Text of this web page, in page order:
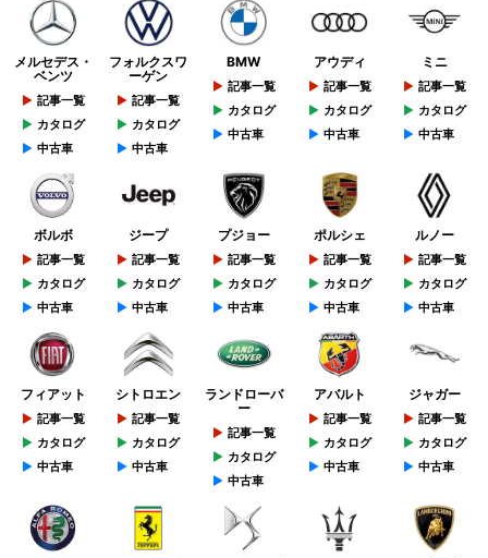
メルセデス・
ベンツ
記事一覧
カタログ
中古車
フォルクスワ
ーゲン
記事一覧
カタログ
中古車
BMW
記事一覧
カタログ
中古車
アウディ
記事一覧
カタログ
中古車
ミニ
記事一覧
カタログ
中古車
ボルボ
記事一覧
カタログ
中古車
ジープ
記事一覧
カタログ
中古車
プジョー
記事一覧
カタログ
中古車
ポルシェ
記事一覧
カタログ
中古車
ルノー
記事一覧
カタログ
中古車
フィアット
記事一覧
カタログ
中古車
シトロエン
記事一覧
カタログ
中古車
ランドローバ
ー
記事一覧
カタログ
中古車
アバルト
記事一覧
カタログ
中古車
ジャガー
記事一覧
カタログ
中古車